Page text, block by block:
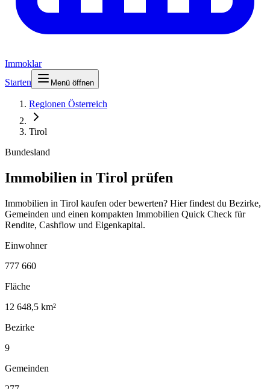
Immoklar
Starten
Menü öffnen
Regionen Österreich
Tirol
Bundesland
Immobilien in Tirol prüfen
Immobilien in Tirol kaufen oder bewerten? Hier findest du Bezirke,
Gemeinden und einen kompakten Immobilien Quick Check für
Rendite, Cashflow und Eigenkapital.
Einwohner
777 660
Fläche
12 648,5 km²
Bezirke
9
Gemeinden